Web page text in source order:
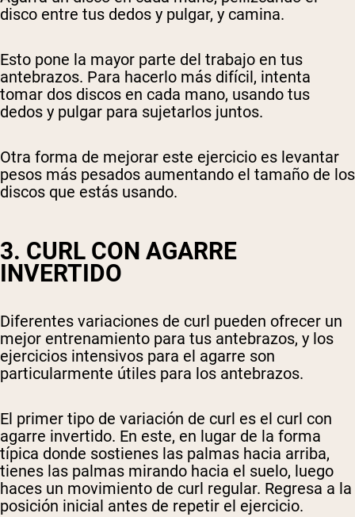
disco entre tus dedos y pulgar, y camina.
Esto pone la mayor parte del trabajo en tus
antebrazos. Para hacerlo más difícil, intenta
tomar dos discos en cada mano, usando tus
dedos y pulgar para sujetarlos juntos.
Otra forma de mejorar este ejercicio es levantar
pesos más pesados aumentando el tamaño de los
discos que estás usando.
3. CURL CON AGARRE
INVERTIDO
Diferentes variaciones de curl pueden ofrecer un
mejor entrenamiento para tus antebrazos, y los
ejercicios intensivos para el agarre son
particularmente útiles para los antebrazos.
El primer tipo de variación de curl es el curl con
agarre invertido. En este, en lugar de la forma
típica donde sostienes las palmas hacia arriba,
tienes las palmas mirando hacia el suelo, luego
haces un movimiento de curl regular. Regresa a la
posición inicial antes de repetir el ejercicio.